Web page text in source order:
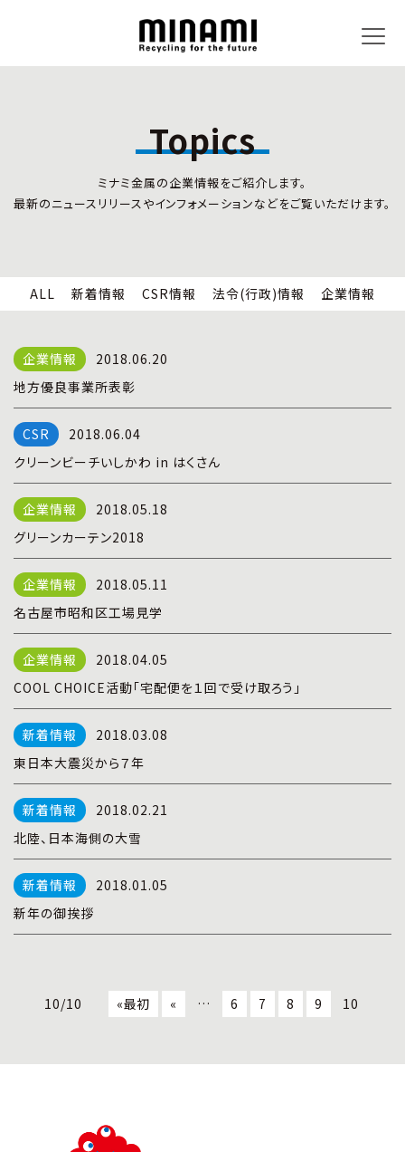
CSR情報
企業情報
全国事業所紹介
事業内容
リサイクルサービス
小型家電リサイクル法
全国の回収対応
Topics
ミナミ金属の企業情報をご紹介します。
最新のニュースリリースやインフォメーションなどをご覧いただけます。
ALL 新着情報 CSR情報 法令(行政)情報 企業情報
2018.06.20
地方優良事業所表彰
2018.06.04
クリーンビーチいしかわ in はくさん
2018.05.18
グリーンカーテン2018
2018.05.11
名古屋市昭和区工場見学
2018.04.05
COOL CHOICE活動「宅配便を１回で受け取ろう」
2018.03.08
東日本大震災から７年
2018.02.21
北陸、日本海側の大雪
2018.01.05
新年の御挨拶
10/10 «最初 « … 6 7 8 9 10